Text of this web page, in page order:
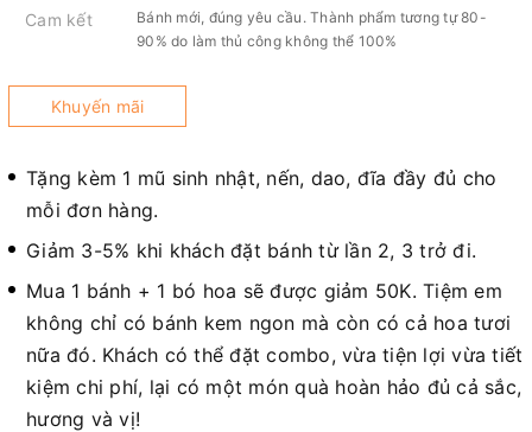
Cam kết
Bánh mới, đúng yêu cầu. Thành phẩm tương tự 80-
90% do làm thủ công không thể 100%
Khuyến mãi
Tặng kèm 1 mũ sinh nhật, nến, dao, đĩa đầy đủ cho
mỗi đơn hàng.
Giảm 3-5% khi khách đặt bánh từ lần 2, 3 trở đi.
Mua 1 bánh + 1 bó hoa sẽ được giảm 50K. Tiệm em
không chỉ có bánh kem ngon mà còn có cả hoa tươi
nữa đó. Khách có thể đặt combo, vừa tiện lợi vừa tiết
kiệm chi phí, lại có một món quà hoàn hảo đủ cả sắc,
hương và vị!